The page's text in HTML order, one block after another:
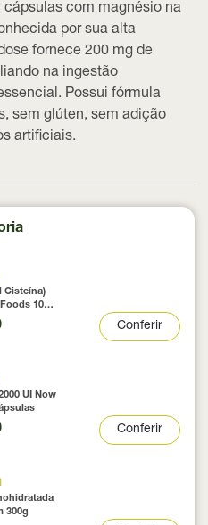
com magnésio na
por sua alta
fornece 200 mg de
na ingestão
Possui fórmula
sem glúten, sem adição
artificiais.
Cisteína)
100
Conferir
UI Now
Conferir
300g